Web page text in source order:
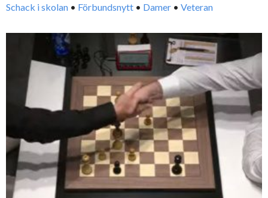
Schack i skolan • Förbundsnytt • Damer • Veteran